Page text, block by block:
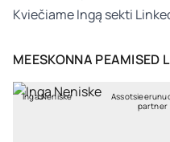
Kviečiame Ingą sekti
MEESKONNA PEAMISED
Inga Neniškė
partner